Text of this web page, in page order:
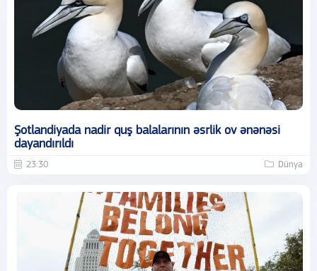
Şotlandiyada nadir quş balalarının əsrlik ov ənənəsi
dayandırıldı
23:30 Dünya